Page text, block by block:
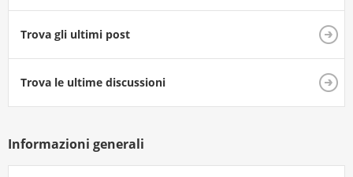
Trova gli ultimi post
Trova le ultime discussioni
Informazioni generali